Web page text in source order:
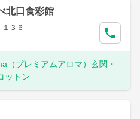
北口食彩館
３６
（プレミアムアロマ）玄関・
ットン